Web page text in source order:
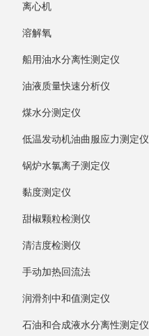
离心机
溶解氧
船用油水分离性测定仪
油液质量快速分析仪
煤水分测定仪
低温发动机油曲服应力测定仪
锅炉水氯离子测定仪
黏度测定仪
甜椒颗粒检测仪
清洁度检测仪
手动加热回流法
润滑剂中和值测定仪
石油和合成液水分离性测定仪